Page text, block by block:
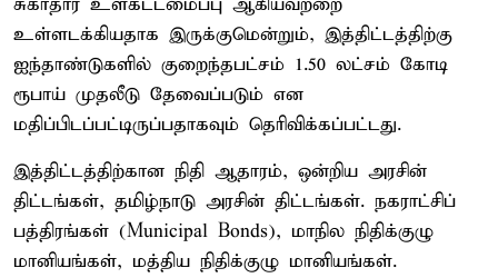
உள்ளடக்கியதாக இருக்குமென்றும், இத்திட்டத்திற்கு
ஐந்தாண்டுகளில் குறைந்தபட்சம் 1.50 லட்சம் கோடி
ரூபாய் முதலீடு தேவைப்படும் என
மதிப்பிடப்பட்டிருப்பதாகவும் தெரிவிக்கப்பட்டது.
இத்திட்டத்திற்கான நிதி ஆதாரம், ஒன்றிய அரசின்
திட்டங்கள், தமிழ்நாடு அரசின் திட்டங்கள். நகராட்சிப்
பத்திரங்கள் (Municipal Bonds), மாநில நிதிக்குழு
மானியங்கள், மத்திய நிதிக்குழு மானியங்கள்.